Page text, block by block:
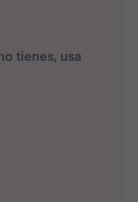
tienes, usa